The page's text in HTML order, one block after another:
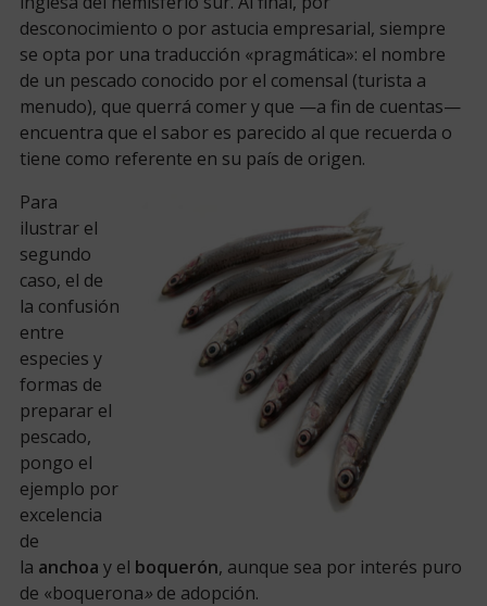
desconocimiento o por astucia empresarial, siempre
se opta por una traducción «pragmática»: el nombre
de un pescado conocido por el comensal (turista a
menudo), que querrá comer y que —a fin de cuentas—
encuentra que el sabor es parecido al que recuerda o
tiene como referente en su país de origen.
Para
ilustrar el
segundo
caso, el de
la confusión
entre
especies y
formas de
preparar el
pescado,
pongo el
ejemplo por
excelencia
de
la anchoa y el boquerón, aunque sea por interés puro
de «boquerona»de adopción.